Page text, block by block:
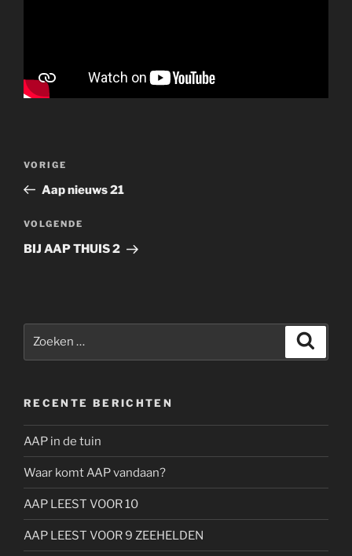
Vorig
bericht
VORIGE
Aap nieuws 21
Volgend
bericht
VOLGENDE
BIJ AAP THUIS 2
RECENTE BERICHTEN
AAP in de tuin
Waar komt AAP vandaan?
AAP LEEST VOOR 10
AAP LEEST VOOR 9 ZEEHELDEN